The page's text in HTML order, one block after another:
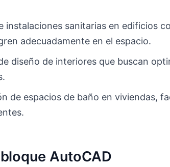
instalaciones sanitarias en edificios
adecuadamente en el espacio.
diseño de interiores que buscan
de espacios de baño en viviendas,
AutoCAD